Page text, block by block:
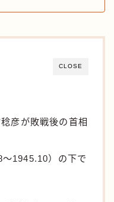
CLOSE
彦が敗戦後の首相
1945.10）の下で